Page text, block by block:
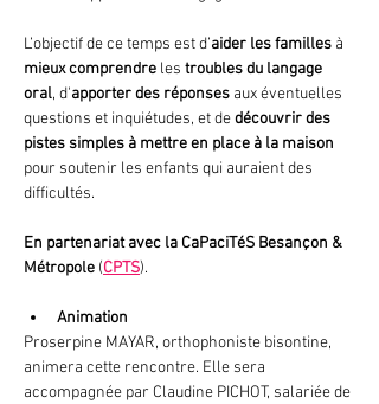
L’objectif de ce temps est d’aider les familles à
mieux comprendre les troubles du langage
oral,​ d'apporter des réponses aux éventuelles
questions et inquiétudes, et de découvrir des
pistes simples à mettre en place à la maison
pour soutenir les enfants qui auraient des
difficultés​.
En partenariat avec la CaPaciTéS Besançon &
Métropole (CPTS).
Animation
Proserpine MAYAR, orthophoniste bisontine,
animera cette rencontre. Elle sera
accompagnée par Claudine PICHOT, salariée de